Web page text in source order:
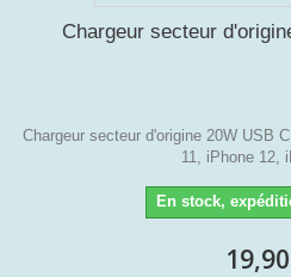
Chargeur secteur
Chargeur secteur d'origine 20W USB
11, iPhone 12,
En stock,